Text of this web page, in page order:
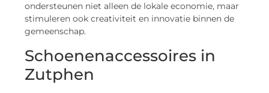
ondersteunen niet alleen de lokale economie, maar
stimuleren ook creativiteit en innovatie binnen de
gemeenschap.
Schoenenaccessoires in
Zutphen